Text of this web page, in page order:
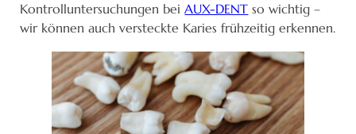
Kontrolluntersuchungen beiAUX-DENT so wichtig –
wir können auch versteckte Karies frühzeitig erkennen.